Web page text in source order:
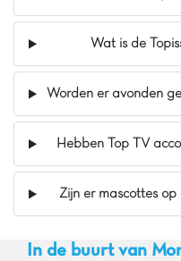
Wat is de
Worden er avonden
Hebben Top TV
Zijn er mascottes
In de buurt van